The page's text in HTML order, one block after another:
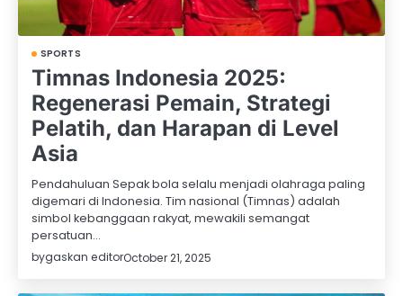
SPORTS
Timnas Indonesia 2025:
Regenerasi Pemain, Strategi
Pelatih, dan Harapan di Level
Asia
Pendahuluan Sepak bola selalu menjadi olahraga paling
digemari di Indonesia. Tim nasional (Timnas) adalah
simbol kebanggaan rakyat, mewakili semangat
persatuan…
bygaskan editorOctober 21, 2025